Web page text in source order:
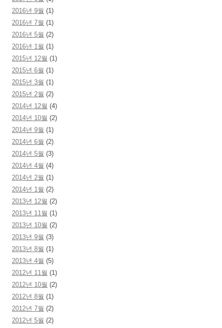
2016년 9월 (1)
2016년 7월 (1)
2016년 5월 (2)
2016년 1월 (1)
2015년 12월 (1)
2015년 6월 (1)
2015년 3월 (1)
2015년 2월 (2)
2014년 12월 (4)
2014년 10월 (2)
2014년 9월 (1)
2014년 6월 (2)
2014년 5월 (3)
2014년 4월 (4)
2014년 2월 (1)
2014년 1월 (2)
2013년 12월 (2)
2013년 11월 (1)
2013년 10월 (2)
2013년 9월 (3)
2013년 8월 (1)
2013년 4월 (5)
2012년 11월 (1)
2012년 10월 (2)
2012년 8월 (1)
2012년 7월 (2)
2012년 5월 (2)